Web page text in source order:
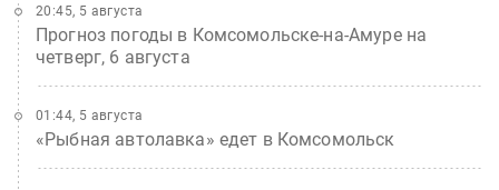
Прогноз погоды в Комсомольске-на-Амуре на
четверг, 6 августа
20:45, 5 августа
«Рыбная автолавка» едет в Комсомольск
01:44, 5 августа